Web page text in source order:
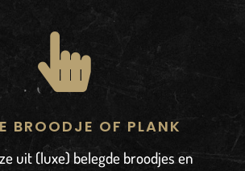

BROODJE OF PLANK
uit (luxe) belegde broodjes en